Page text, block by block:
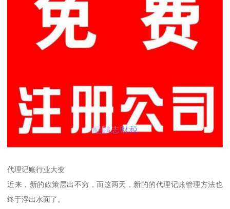
代理记账行业大变
近来，新的政策层出不穷，而这两天，新的的代理记账管理方法也
终于浮出水面了。